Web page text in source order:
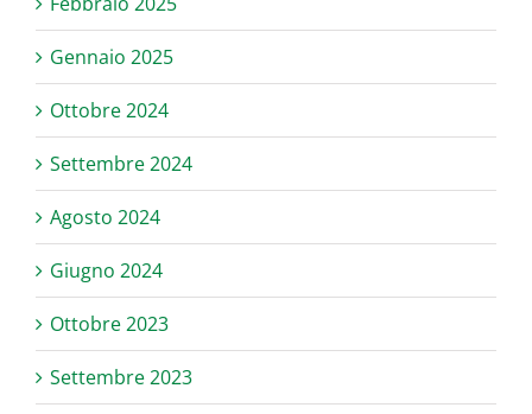
Gennaio 2025
Ottobre 2024
Settembre 2024
Agosto 2024
Giugno 2024
Ottobre 2023
Settembre 2023